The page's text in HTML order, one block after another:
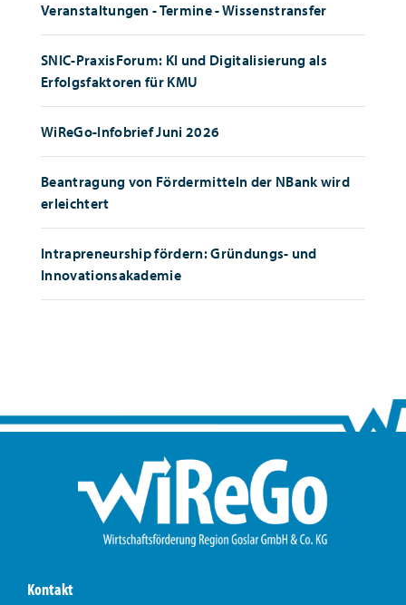
Veranstaltungen - Termine - Wissenstransfer
SNIC-PraxisForum: KI und Digitalisierung als
Erfolgsfaktoren für KMU
WiReGo-Infobrief Juni 2026
Beantragung von Fördermitteln der NBank wird
erleichtert
Intrapreneurship fördern: Gründungs- und
Innovationsakademie
Kontakt